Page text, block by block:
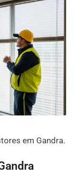
em Gandra.